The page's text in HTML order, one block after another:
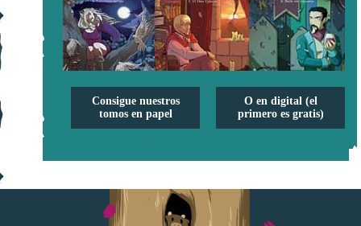
Consigue nuestros
tomos en papel
O en digital (el
primero es gratis)